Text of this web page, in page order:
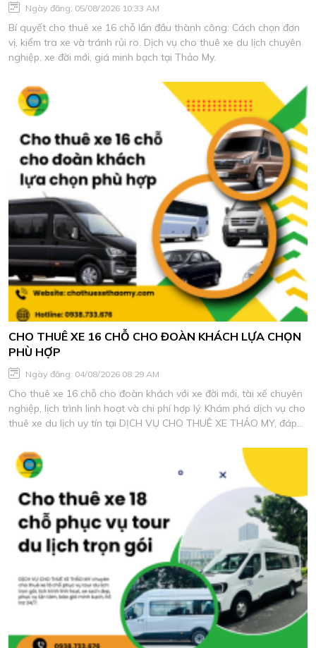
Ngày đăng: 05/08/2026 10:33 AM
Bí quyết cho thuê xe 16 chỗ lần đầu thành công: Cách chọn đơn
vị, kiểm tra xe và tránh rủi ro. Dịch vụ cho thuê xe du lịch chuyên
nghiệp, xe đời mới, giá minh bạch tại Thảo My.
CHO THUÊ XE 16 CHỖ CHO ĐOÀN KHÁCH LỰA CHỌN
PHÙ HỢP
Ngày đăng: 04/08/2026 08:29 AM
Cho thuê xe 16 chỗ cho đoàn khách với xe đời mới, tài xế chuyên
nghiệp, lịch trình linh hoạt và chi phí hợp lý. Khám phá dịch vụ cho
thuê xe du lịch uy tín tại DỊCH VỤ CHO THUÊ XE THẢO MY, đáp